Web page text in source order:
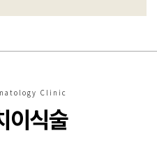
Clinic
이식술